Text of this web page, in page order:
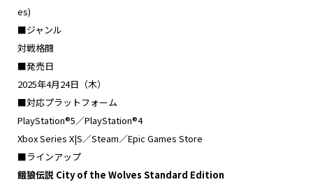
es)
■ジャンル
対戦格闘
■発売日
2025年4月24日（木）
■対応プラットフォーム
PlayStation®5／PlayStation®4
Xbox Series X|S／Steam／Epic Games Store
■ラインアップ
餓狼伝説 City of the Wolves Standard Edition